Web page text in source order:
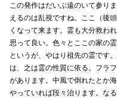
この発作はだいぶ遠のいて参り
えるのは乱視ですね。ここ（後
くなって来ます。霊も大分救わ
思って良い。色々とここの家の
というが、やはり祖先の霊です
は、之は霊の性質に依る。フラ
があります。中風で倒れたとか
やっていれば段々治ります。な